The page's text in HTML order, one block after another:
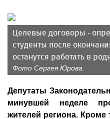
Целевые договоры -
студенты после
останутся работать в
Фото Сергея Юрова
Депутаты
минувшей неделе
жителей региона. Кроме